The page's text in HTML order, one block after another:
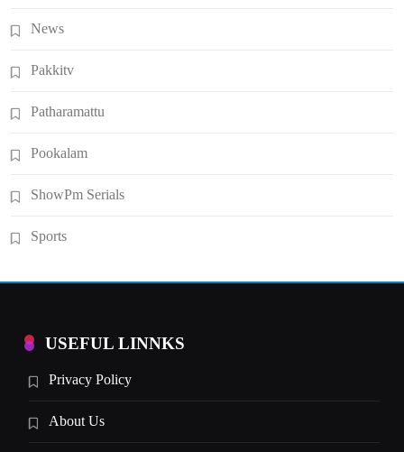
News
Pakkitv
Patharamattu
Pookalam
ShowPm Serials
Sports
USEFUL LINNKS
Privacy Policy
About Us